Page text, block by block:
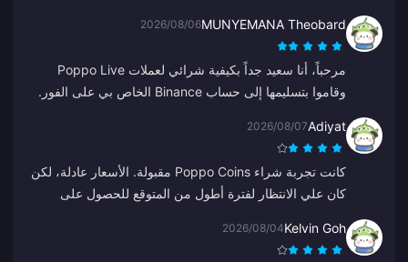
MUNYEMANA Theobard
2026/08/06
مرحباً، أنا سعيد جداً بكيفية شرائي لعملات Poppo Live
وقاموا بتسليمها إلى حساب Binance الخاص بي على الفور.
على هذا النحو.
Adiyat
2026/08/07
كانت تجربة شراء Poppo Coins مقبولة. الأسعار عادلة، لكن
كان علي الانتظار لفترة أطول من المتوقع للحصول على
Kelvin Goh
2026/08/04